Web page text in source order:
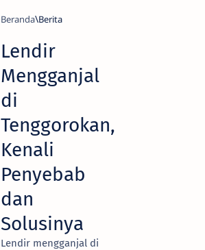
Beranda Berita
Lendir
Mengganjal
di
Tenggorokan,
Kenali
Penyebab
dan
Solusinya
Lendir mengganjal di